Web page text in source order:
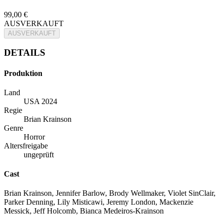
99,00 €
AUSVERKAUFT
AUSVERKAUFT
DETAILS
Produktion
Land
USA 2024
Regie
Brian Krainson
Genre
Horror
Altersfreigabe
ungeprüft
Cast
Brian Krainson, Jennifer Barlow, Brody Wellmaker, Violet SinClair,
Parker Denning, Lily Misticawi, Jeremy London, Mackenzie
Messick, Jeff Holcomb, Bianca Medeiros-Krainson